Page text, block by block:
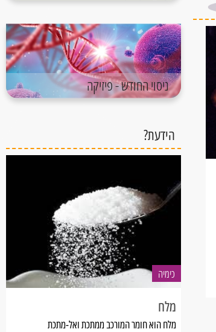
ניסוי החודש - פיזיקה
הידעת?
כימיה
מלח
מלח הוא חומר המורכב ממתכת ואל-מתכת